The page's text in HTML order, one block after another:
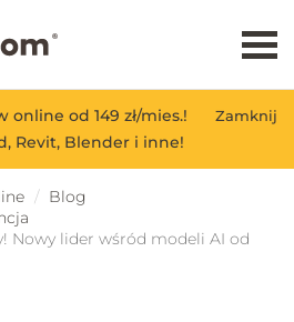
Zamknij
online od 149 zł/mies.!
Revit, Blender i inne!
Blog
Nowy lider wśród modeli AI od